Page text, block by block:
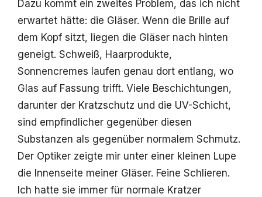
Dazu kommt ein zweites Problem, das ich nicht
erwartet hätte: die Gläser. Wenn die Brille auf
dem Kopf sitzt, liegen die Gläser nach hinten
geneigt. Schweiß, Haarprodukte,
Sonnencremes laufen genau dort entlang, wo
Glas auf Fassung trifft. Viele Beschichtungen,
darunter der Kratzschutz und die UV-Schicht,
sind empfindlicher gegenüber diesen
Substanzen als gegenüber normalem Schmutz.
Der Optiker zeigte mir unter einer kleinen Lupe
die Innenseite meiner Gläser. Feine Schlieren.
Ich hatte sie immer für normale Kratzer